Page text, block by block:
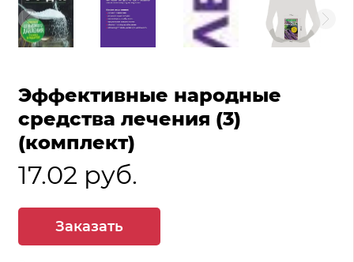
Эффективные народные
средства лечения (3)
(комплект)
17.02 руб.
Заказать